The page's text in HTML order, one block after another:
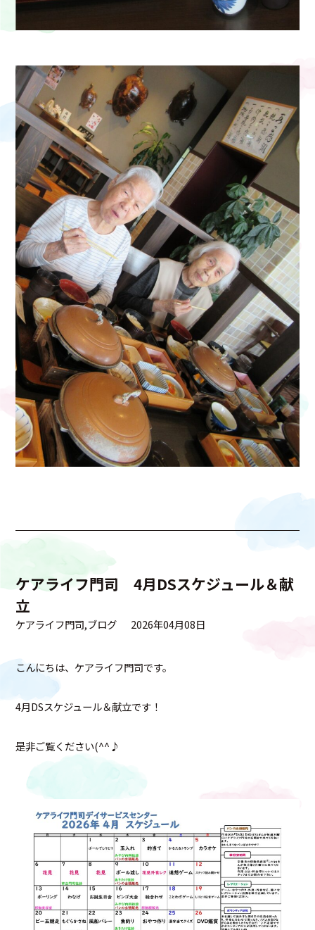
ケアライフ門司 4月DSスケジュール＆献
立
ケアライフ門司 ブログ 2026年04月08日
こんにちは、ケアライフ門司です。
4月DSスケジュール＆献立です！
是非ご覧ください(^^♪